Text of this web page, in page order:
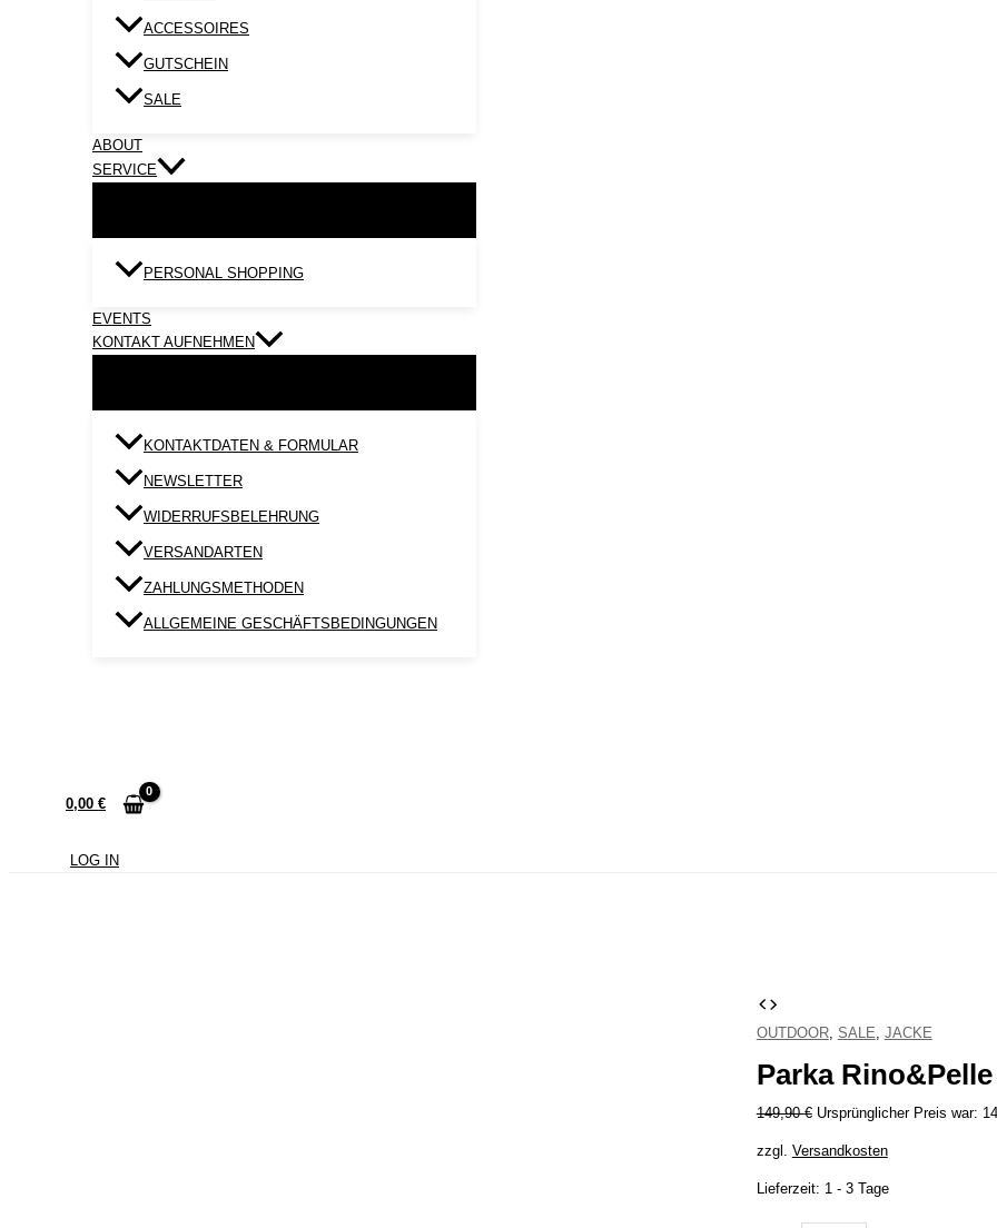
ACCESSOIRES
GUTSCHEIN
SALE
ABOUT
SERVICE
PERSONAL SHOPPING
EVENTS
KONTAKT AUFNEHMEN
KONTAKTDATEN & FORMULAR
NEWSLETTER
WIDERRUFSBELEHRUNG
VERSANDARTEN
ZAHLUNGSMETHODEN
ALLGEMEINE GESCHÄFTSBEDINGUNGEN
0,00 €
LOG IN
OUTDOOR, SALE JACKE
Parka Rino&Pelle
149,90€ Ursprünglicher Preis war:
zzgl. Versandkosten
Lieferzeit: 1 - 3 Tage